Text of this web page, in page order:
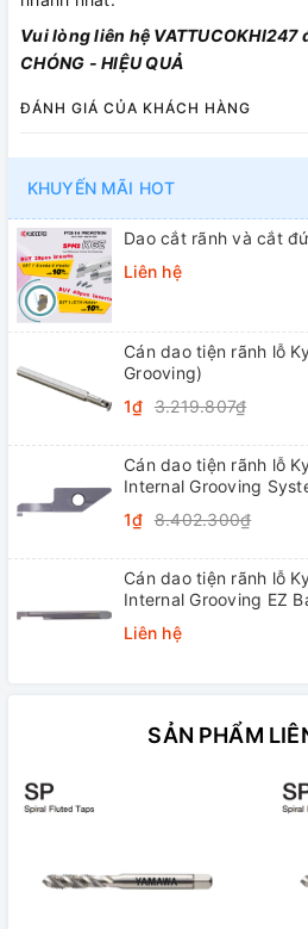
Vui lòng liên hệ VATTUCOKHI247
CHÓNG - HIỆU QUẢ
ĐÁNH GIÁ CỦA KHÁCH HÀNG
KHUYẾN MÃI HOT
Dao cắt rãnh và cắt
Liên hệ
Cán dao tiện rãnh lỗ
Grooving)
1₫ 3.219.807₫
Cán dao tiện rãnh lỗ
Internal Grooving
1₫ 8.402.300₫
Cán dao tiện rãnh lỗ
Internal Grooving EZ
Liên hệ
SẢN PHẨM